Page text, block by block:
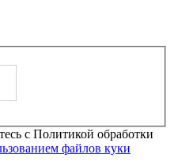
с Политикой обработки
файлов куки